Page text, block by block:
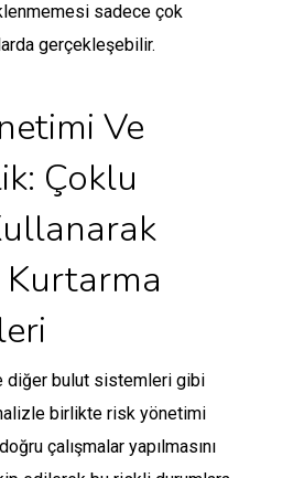
sadece çok
gerçekleşebilir.
Ve
Çoklu
diğer bulut sistemleri gibi
birlikte risk yönetimi
çalışmalar yapılmasını